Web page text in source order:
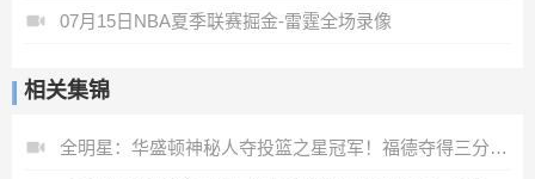
07月15日NBA夏季联赛掘金-雷霆全场录像
相关集锦
全明星：华盛顿神秘人夺投篮之星冠军！福德夺得三分大赛冠军！